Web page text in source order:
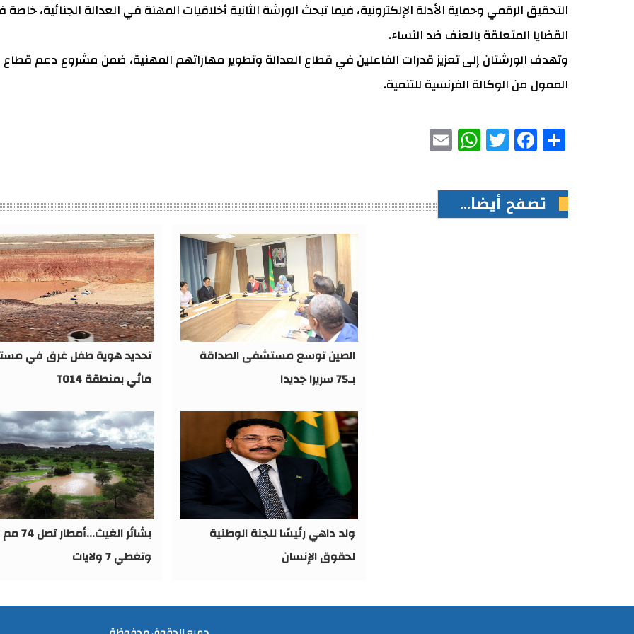
التحقيق الرقمي وحماية الأدلة الإلكترونية، فيما تبحث الورشة الثانية أخلاقيات المهنة في العدالة الجنائية،
القضايا المتعلقة بالعنف ضد النساء.
وتهدف الورشتان إلى تعزيز قدرات الفاعلين في قطاع العدالة وتطوير مهاراتهم المهنية، ضمن مشروع دعم قطاع
الممول من الوكالة الفرنسية للتنمية.
Share
Facebook
Twitter
WhatsApp
تصفح أيضا...
تحديد هوية طفل غرق في
مائي بمنطقة TO14
الصين توسع مستشفى الصداقة
بـ75 سريرا جديدا
بشائر الغيث...أمطار تصل 74 مم
وتغطي 7 ولايات
ولد داهي رئيسًا للجنة الوطنية
لحقوق الإنسان